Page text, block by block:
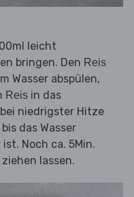
leicht
bringen. Den Reis
Wasser abspülen,
Reis in das
niedrigster Hitze
das Wasser
ist. Noch ca. 5Min.
lassen.